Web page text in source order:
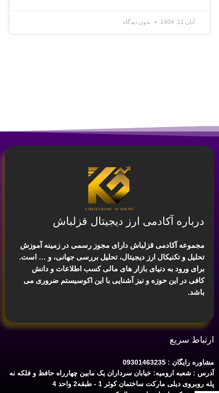
آبان 11, 1404 بدون دیدگاه
درباره آکادمی ارز دیجیتال قزلباش
مجموعه آکادمی قزلباش دارای مجوز رسمی در زمینه آموزش
تحلیل و تکنیکال ارز دیجیتال، تحلیل بررسی جهانی، و … است.
برای ورود به دنیای بازار های مالی کسب اطلاعات و دانش
کافی در این حوزه و نیز آشنایی با این اکوسیستم ضروری می
باشد.
ارتباط سریع
مشاوره رایگان : 09301463235
آدرس : شعبه ارومیه: خیابان سرداران یک مابین چهارراه حافظ و فلکه نه
پله روبروی دیلی مارکت ساختمان کوثر 1 - طبقه2 واحد 4